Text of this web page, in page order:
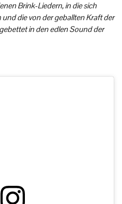
Brink-Liedern, in die sich
die von der geballten Kraft der
in den edlen Sound der